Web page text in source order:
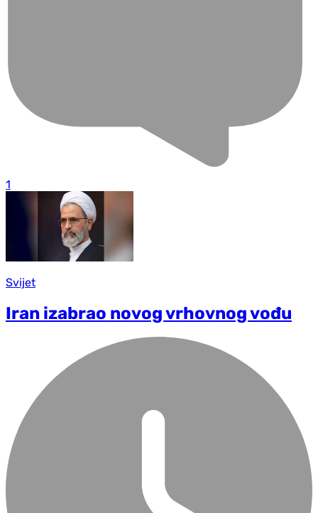
1
Svijet
Iran izabrao novog vrhovnog vođu